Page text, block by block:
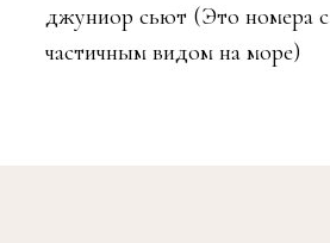
джуниор сьют (Это номера с
частичным видом на море)